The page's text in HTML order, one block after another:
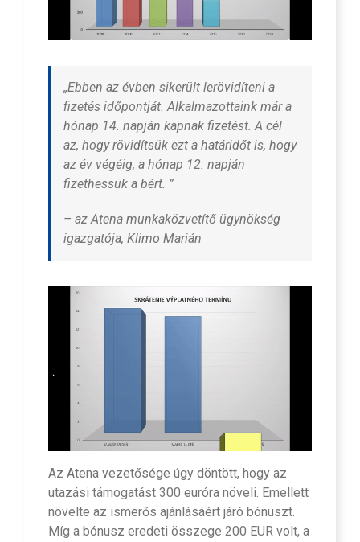
„Ebben az évben sikerült lerövidíteni a
fizetés időpontját. Alkalmazottaink már a
hónap 14. napján kapnak fizetést. A cél
az, hogy rövidítsük ezt a határidőt is, hogy
az év végéig, a hónap 12. napján
fizethessük a bért. ”
– az Atena munkaközvetítő ügynökség
igazgatója, Klimo Marián
Az Atena vezetősége úgy döntött, hogy az
utazási támogatást 300 euróra növeli. Emellett
növelte az ismerős ajánlásáért járó bónuszt.
Míg a bónusz eredeti összege 200 EUR volt, a